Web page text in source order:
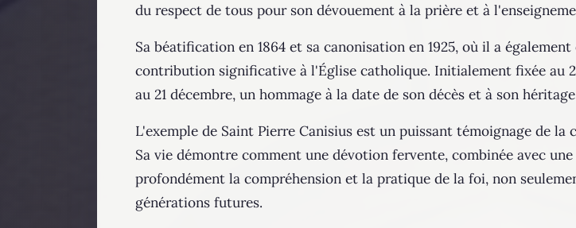
du respect de tous pour son dévouement à la prière et à
Sa béatification en 1864 et sa canonisation en 1925, où il a
contribution significative à l'Église catholique. Initialement fixée au
au 21 décembre, un hommage à la date de son décès et à son
L'exemple de Saint Pierre Canisius est un puissant témoignage de
Sa vie démontre comment une dévotion fervente, combinée avec
profondément la compréhension et la pratique de la foi, non
générations futures.